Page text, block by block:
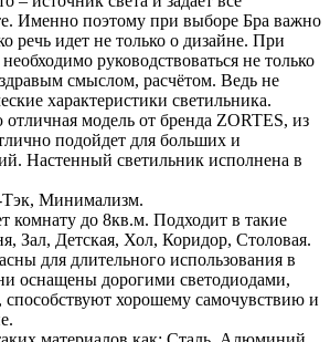
Именно поэтому при выборе Бра важно
речь идет не только о дизайне. При
руководствоваться не только
смыслом, расчётом. Ведь не
характеристики светильника.
модель от бренда ZORTES, из
подойдет для больших и
Настенный светильник исполнена в
Минимализм.
комнату до 8кв.м. Подходит в такие
Зал, Детская, Хол, Коридор, Столовая.
для длительного использования в
оснащены дорогими светодиодами,
способствуют хорошему самочувствию и